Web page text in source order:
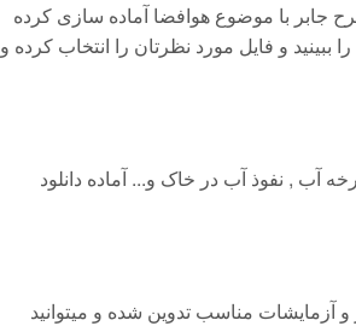
جابر با موضوع هوافضا آماده سازی کرده
ببینید و فایل مورد نظرتان را انتخاب کرده و
آب , نفوذ آب در خاک و... آماده دانلود
آزمایشات مناسب تدوین شده و میتوانید